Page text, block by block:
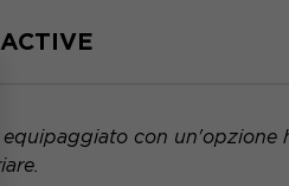
ACTIVE
con un'opzione